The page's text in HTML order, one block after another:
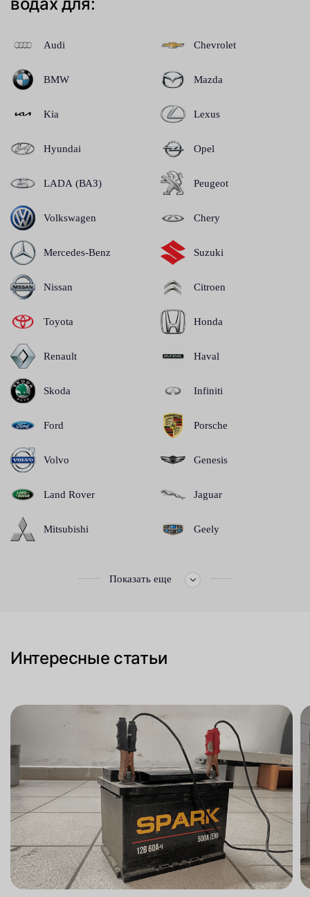
Audi
BMW
Kia
Hyundai
LADA (ВАЗ)
Volkswagen
Mercedes-Benz
Nissan
Toyota
Renault
Skoda
Ford
Volvo
Land Rover
Mitsubishi
Chevrolet
Mazda
Lexus
Opel
Peugeot
Chery
Suzuki
Citroen
Honda
Haval
Infiniti
Porsche
Genesis
Jaguar
Geely
Показать еще
Интересные статьи